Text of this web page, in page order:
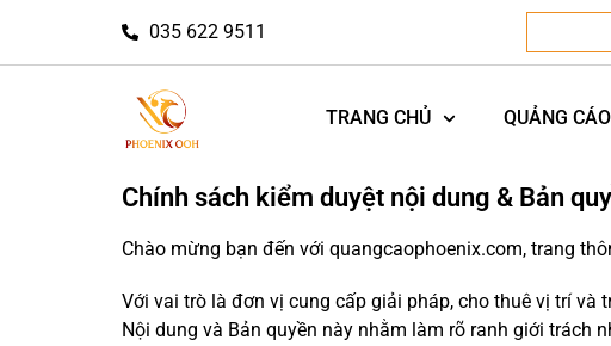
035 622 9511
TRANG CHỦ QUẢNG
Chính sách kiểm duyệt nội dung & Bản
Chào mừng bạn đến với quangcaophoenix.com, trang
Với vai trò là đơn vị cung cấp giải pháp, cho thuê vị trí và
Nội dung và Bản quyền này nhằm làm rõ ranh giới trách